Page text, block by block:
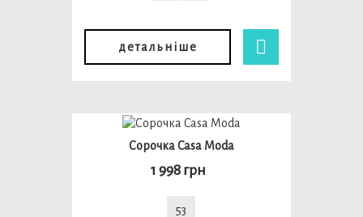
детальніше
Сорочка Casa Moda
1 998 грн
53